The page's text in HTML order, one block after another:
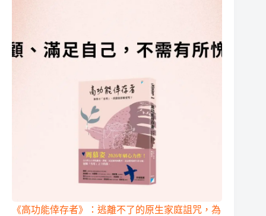
《高功能倖存者》：逃離不了的原生家庭詛咒，為